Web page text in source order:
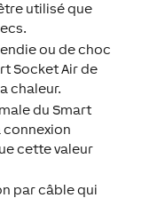
utilisé que
ou de choc
Socket Air de
chaleur.
du Smart
connexion
cette valeur
par câble qui